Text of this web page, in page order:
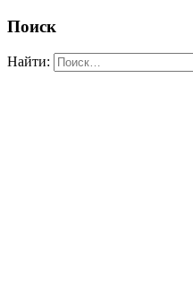
Поиск
Найти: